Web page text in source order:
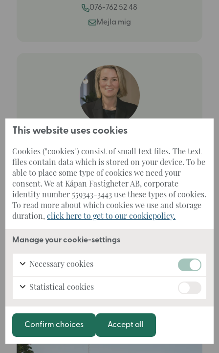
Mejla mig
076-762 52 48
Therese Gibrand
Mejla mig
076-109 52 89
Fler fastigheter
This website uses cookies
Cookies ("cookies") consist of small text files. The text
files contain data which is stored on your device. To be
able to place some type of cookies we need your
consent. We at Kåpan Fastigheter AB, corporate
identity number 559343-3443 use these types of cookies.
To read more about which cookies we use and storage
duration,click here to get to our cookiepolicy.
Manage your cookie-settings
Necessary cookies
Statistical cookies
Confirm choices Accept all